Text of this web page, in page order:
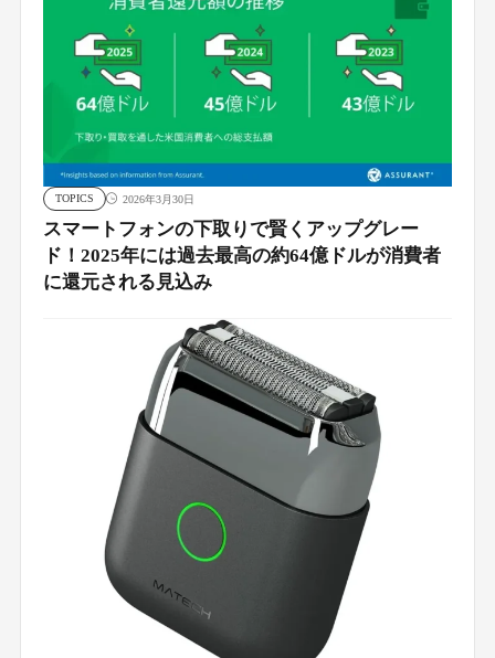
TOPICS 2026年3月30日
スマートフォンの下取りで賢くアップグレー
ド！2025年には過去最高の約64億ドルが消費者
に還元される見込み